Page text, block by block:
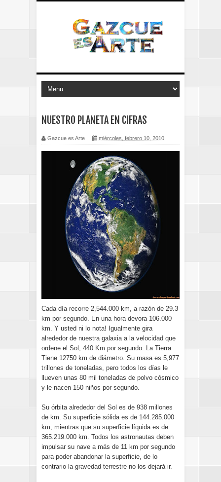
NUESTRO PLANETA EN CIFRAS
Gazcue es Arte miércoles, febrero 10, 2010
Cada día recorre 2,544.000 km, a razón de 29.3
km por segundo. En una hora devora 106.000
km. Y usted ni lo nota! Igualmente gira
alrededor de nuestra galaxia a la velocidad que
ordene el Sol, 440 Km por segundo. La Tierra
Tiene 12750 km de diámetro. Su masa es 5,977
trillones de toneladas, pero todos los días le
llueven unas 80 mil toneladas de polvo cósmico
y le nacen 150 niños por segundo.
Su órbita alrededor del Sol es de 938 millones
de km. Su superficie sólida es de 144.285.000
km, mientras que su superficie líquida es de
365.219.000 km. Todos los astronautas deben
impulsar su nave a más de 11 km por segundo
para poder abandonar la superficie, de lo
contrario la gravedad terrestre no los dejará ir.